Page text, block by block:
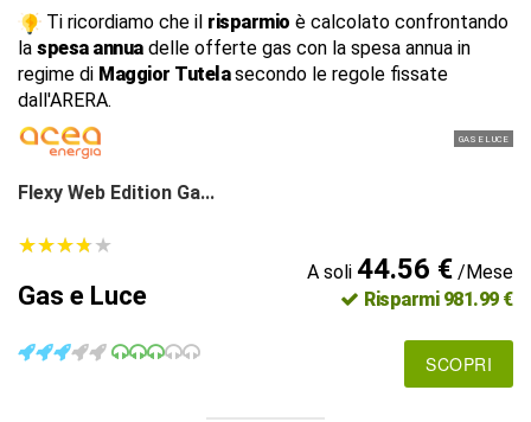
Ti ricordiamo che il risparmio è calcolato confrontando
la spesa annuadelle offerte gas con la spesa annua in
regime di Maggior Tutelasecondo le regole fissate
dall'ARERA.
GAS E LUCE
Flexy Web Edition Ga...
★★★★★
★★★★★
Gas e Luce
A soli 44.56 €/Mese
Risparmi 981.99 €
SCOPRI